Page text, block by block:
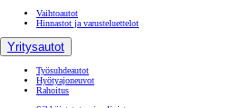
Vaihtoautot
Hinnastot ja varusteluettelot
Yritysautot
Työsuhdeautot
Hyötyajoneuvot
Rahoitus